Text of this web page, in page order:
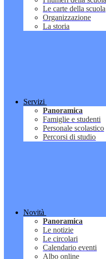
Le carte della scuola
Organizzazione
La storia
Servizi
Panoramica
Famiglie e studenti
Personale scolastico
Percorsi di studio
Novità
Panoramica
Le notizie
Le circolari
Calendario eventi
Albo online